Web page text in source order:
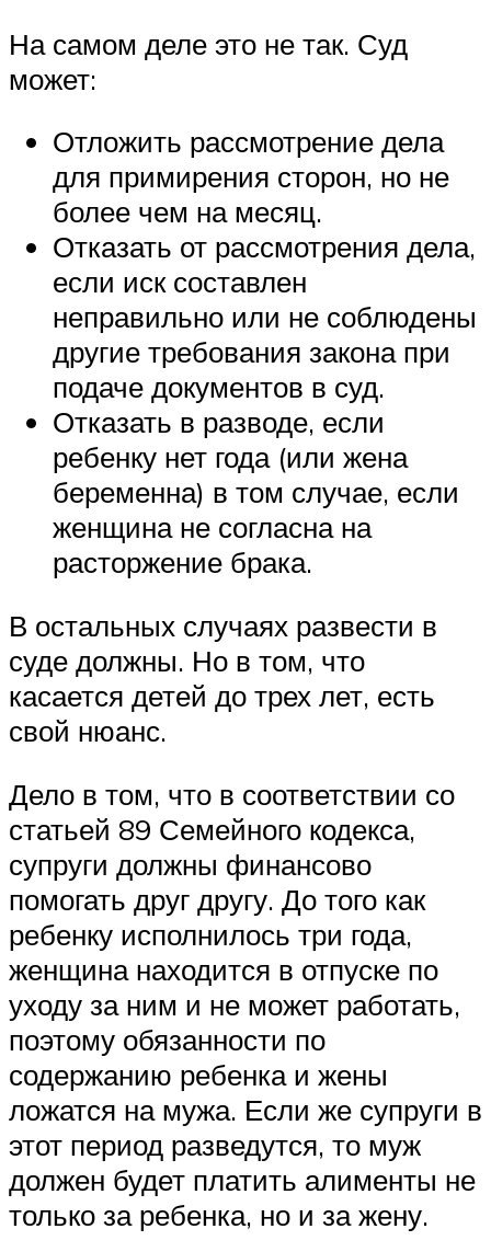
На самом деле это не так. Суд
может:
Отложить рассмотрение дела
для примирения сторон, но не
более чем на месяц.
Отказать от рассмотрения дела,
если иск составлен
неправильно или не соблюдены
другие требования закона при
подаче документов в суд.
Отказать в разводе, если
ребенку нет года (или жена
беременна) в том случае, если
женщина не согласна на
расторжение брака.
В остальных случаях развести в
суде должны. Но в том, что
касается детей до трех лет, есть
свой нюанс.
Дело в том, что в соответствии со
статьей 89 Семейного кодекса,
супруги должны финансово
помогать друг другу. До того как
ребенку исполнилось три года,
женщина находится в отпуске по
уходу за ним и не может работать,
поэтому обязанности по
содержанию ребенка и жены
ложатся на мужа. Если же супруги в
этот период разведутся, то муж
должен будет платить алименты не
только за ребенка, но и за жену.